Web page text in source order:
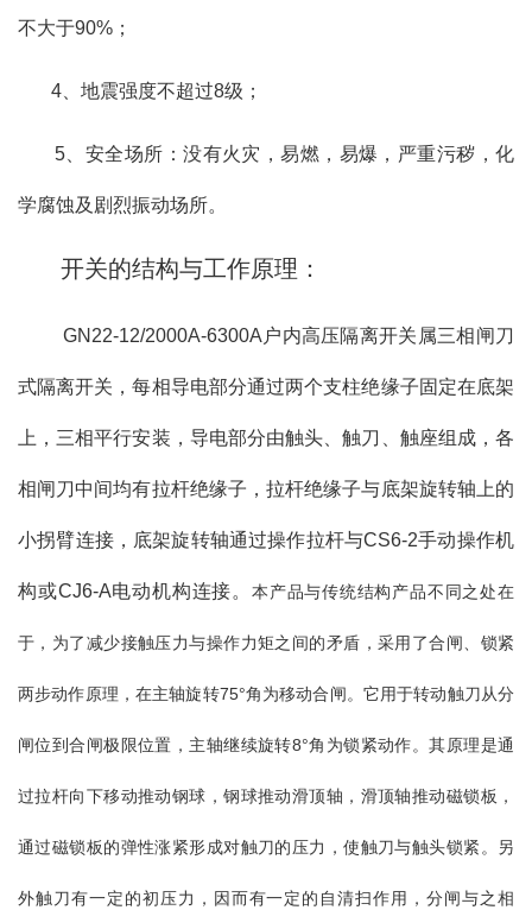
不大于90% ；
4、地震强度不超过8级；
5、安全场所：没有火灾，易燃，易爆，严重污秽，化
学腐蚀及剧烈振动场所。
开关的结构与工作原理：
GN22-12/2000A-6300A户内高压隔离开关属三相闸刀
式隔离开关，每相导电部分通过两个支柱绝缘子固定在底架
上，三相平行安装，导电部分由触头、触刀、触座组成，各
相闸刀中间均有拉杆绝缘子，拉杆绝缘子与底架旋转轴上的
小拐臂连接，底架旋转轴通过操作拉杆与CS6-2手动操作机
构或CJ6-A电动机构连接。 本产品与传统结构产品不同之处在
于，为了减少接触压力与操作力矩之间的矛盾，采用了合闸、锁紧
两步动作原理，在主轴旋转75°角为移动合闸。它用于转动触刀从分
闸位到合闸极限位置，主轴继续旋转8°角为锁紧动作。其原理是通
过拉杆向下移动推动钢球，钢球推动滑顶轴，滑顶轴推动磁锁板，
通过磁锁板的弹性涨紧形成对触刀的压力，使触刀与触头锁紧。另
外触刀有一定的初压力，因而有一定的自清扫作用，分闸与之相